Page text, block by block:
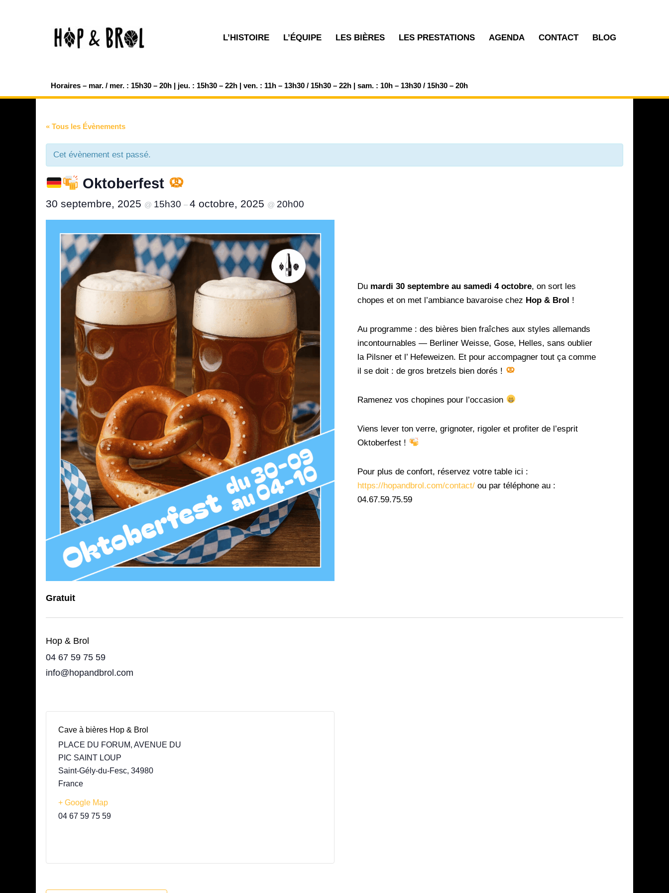
L’HISTOIRE L’ÉQUIPE LES BIÈRES LES PRESTATIONS AGENDA CONTACT BLOG
Horaires – mar. / mer. : 15h30 – 20h | jeu. : 15h30 – 22h | ven. : 11h – 13h30 / 15h30 – 22h | sam. : 10h – 13h30 / 15h30 – 20h
« Tous les Évènements
Cet évènement est passé.
Oktoberfest
30 septembre, 2025 @ 15h30 – 4 octobre, 2025 @ 20h00
Du mardi 30 septembre au samedi 4 octobre, on sort les
chopes et on met l’ambiance bavaroise chez Hop & Brol !
Au programme : des bières bien fraîches aux styles allemands
incontournables — Berliner Weisse, Gose, Helles, sans oublier
la Pilsner et l’ Hefeweizen. Et pour accompagner tout ça comme
il se doit : de gros bretzels bien dorés !
Ramenez vos chopines pour l’occasion
Viens lever ton verre, grignoter, rigoler et profiter de l’esprit
Oktoberfest !
Pour plus de confort, réservez votre table ici :
https://hopandbrol.com/contact/ ou par téléphone au :
04.67.59.75.59
Gratuit
Hop & Brol
04 67 59 75 59
info@hopandbrol.com
Cave à bières Hop & Brol
PLACE DU FORUM, AVENUE DU
PIC SAINT LOUP
Saint-Gély-du-Fesc, 34980
France
+ Google Map
04 67 59 75 59